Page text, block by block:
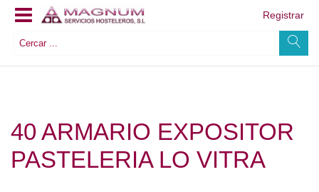
Registrar
40 ARMARIO EXPOSITOR
PASTELERIA LO VITRA